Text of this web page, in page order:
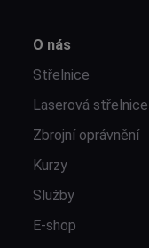
O nás
Střelnice
Laserová střelnice
Zbrojní oprávnění
Kurzy
Služby
E-shop